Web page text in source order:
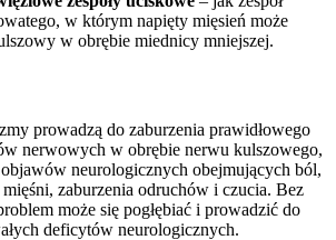
w którym napięty mięsień może
w obrębie miednicy mniejszej.
prowadzą do zaburzenia prawidłowego
nerwowych w obrębie nerwu kulszowego,
objawów neurologicznych obejmujących ból,
mięśni, zaburzenia odruchów i czucia. Bez
może się pogłębiać i prowadzić do
deficytów neurologicznych.